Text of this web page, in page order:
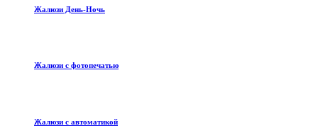
Жалюзи День-Ночь
Жалюзи с фотопечатью
Жалюзи с автоматикой